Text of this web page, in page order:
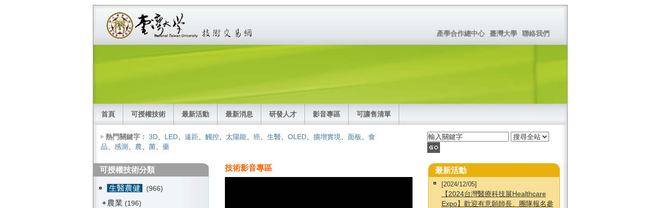
產學合作總中心 臺灣大學 聯絡我們
首頁 可授權技術 最新活動 最新消息 研發人才 影音專區 可讓售清單
熱門關鍵字： 3D、 LED、 遠距、 觸控、 太陽能、 癌、 生醫、 OLED、 擴增實境、 面板、 食
品、 感測 、 農、 菌、 藥
可授權技術分類
生醫農健
(966)
+ 農業 (196)
技術影音專區 最新活動
[2024/12/05]
【2024台灣醫療科技展Healthcare
Expo】歡迎有意願師長、團隊報名參